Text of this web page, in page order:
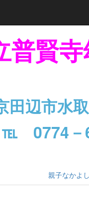
普賢
田辺市水
℡ 0774－
親子なかよ